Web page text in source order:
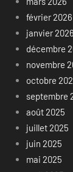
février 2026
janvier 2026
décembre
novembre
octobre
septembre
août 2025
juillet 2025
juin 2025
mai 2025